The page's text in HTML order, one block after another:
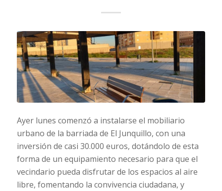
Ayer lunes comenzó a instalarse el mobiliario
urbano de la barriada de El Junquillo, con una
inversión de casi 30.000 euros, dotándolo de esta
forma de un equipamiento necesario para que el
vecindario pueda disfrutar de los espacios al aire
libre, fomentando la convivencia ciudadana, y